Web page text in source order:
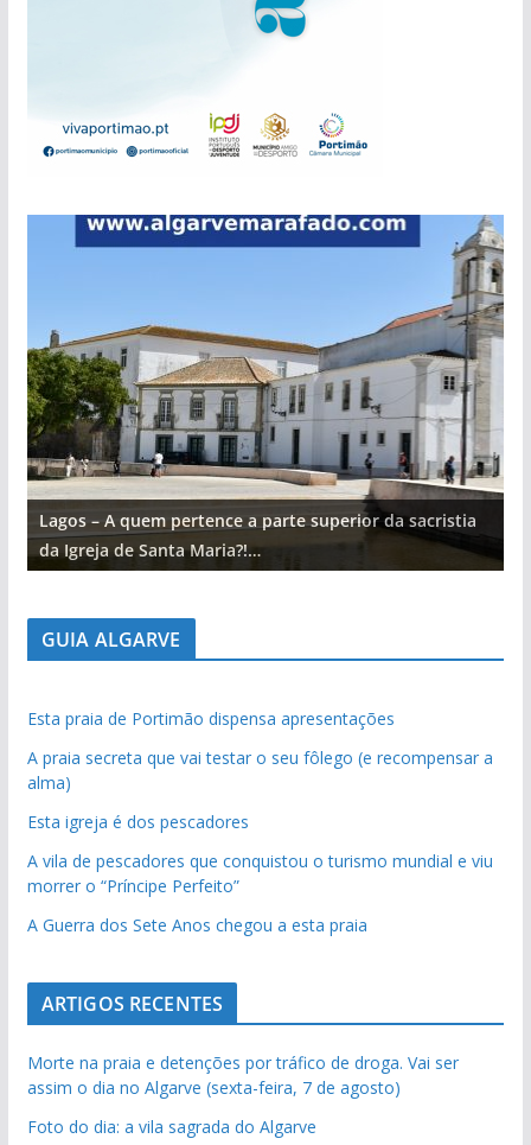
Lagos – A quem pertence a parte superior da sacristia
da Igreja de Santa Maria?!…
GUIA ALGARVE
Esta praia de Portimão dispensa apresentações
A praia secreta que vai testar o seu fôlego (e recompensar a
alma)
Esta igreja é dos pescadores
A vila de pescadores que conquistou o turismo mundial e viu
morrer o “Príncipe Perfeito”
A Guerra dos Sete Anos chegou a esta praia
ARTIGOS RECENTES
Morte na praia e detenções por tráfico de droga. Vai ser
assim o dia no Algarve (sexta-feira, 7 de agosto)
Foto do dia: a vila sagrada do Algarve